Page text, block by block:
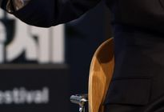
구속기소
1850명 사망
송치
라피뇨"-- CDC
망 관련 압수수색